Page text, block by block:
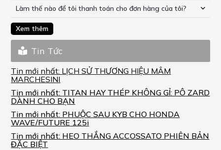
Làm thế nào để tôi thanh toán cho đơn hàng của tôi?
Xem thêm
Tin Tức
Tin mới nhất: LỊCH SỬ THƯƠNG HIỆU MÂM
MARCHESINI
Tin mới nhất: TITAN HAY THÉP KHÔNG GỈ: PÔ ZARD
DÀNH CHO BẠN
Tin mới nhất: PHUỘC SAU KYB CHO HONDA
WAVE/FUTURE 125i
Tin mới nhất: HEO THẮNG ACCOSSATO PHIÊN BẢN
ĐẶC BIỆT